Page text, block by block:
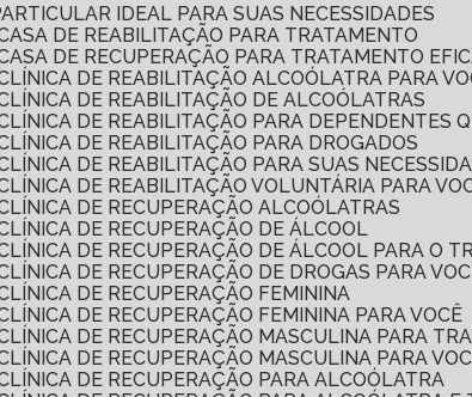
IDEAL PARA SUAS NECESSIDADES
DE REABILITAÇÃO PARA TRATAMENTO
DE RECUPERAÇÃO PARA TRATAMENTO
DE REABILITAÇÃO ALCOÓLATRA PARA
DE REABILITAÇÃO DE ALCOÓLATRAS
DE REABILITAÇÃO PARA DEPENDENTES
DE REABILITAÇÃO PARA DROGADOS
DE REABILITAÇÃO PARA SUAS
DE REABILITAÇÃO VOLUNTÁRIA PARA
DE RECUPERAÇÃO ALCOÓLATRAS
DE RECUPERAÇÃO DE ÁLCOOL
DE RECUPERAÇÃO DE ÁLCOOL PARA O
DE RECUPERAÇÃO DE DROGAS PARA
DE RECUPERAÇÃO FEMININA
DE RECUPERAÇÃO FEMININA PARA VOCÊ
DE RECUPERAÇÃO MASCULINA PARA
DE RECUPERAÇÃO MASCULINA PARA
DE RECUPERAÇÃO PARA ALCOÓLATRA